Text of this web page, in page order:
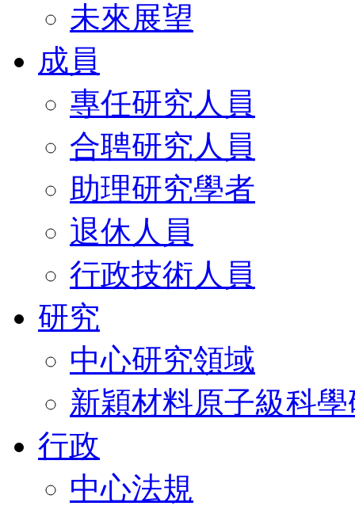
未來展望
成員
專任研究人員
合聘研究人員
助理研究學者
退休人員
行政技術人員
研究
中心研究領域
新穎材料原子級科
行政
中心法規